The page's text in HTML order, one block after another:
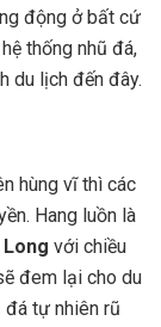
động ở bất cứ
thống nhũ đá,
du lịch đến đây.
hùng vĩ thì các
Hang luồn là
Long với chiều
đem lại cho du
đá tự nhiên rũ